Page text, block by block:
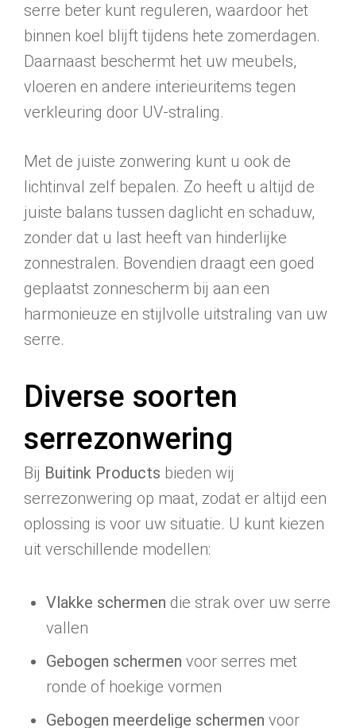
serre beter kunt reguleren, waardoor het
binnen koel blijft tijdens hete zomerdagen.
Daarnaast beschermt het uw meubels,
vloeren en andere interieuritems tegen
verkleuring door UV-straling.
Met de juiste zonwering kunt u ook de
lichtinval zelf bepalen. Zo heeft u altijd de
juiste balans tussen daglicht en schaduw,
zonder dat u last heeft van hinderlijke
zonnestralen. Bovendien draagt een goed
geplaatst zonnescherm bij aan een
harmonieuze en stijlvolle uitstraling van uw
serre.
Diverse soorten
serrezonwering
Bij Buitink Products bieden wij
serrezonwering op maat, zodat er altijd een
oplossing is voor uw situatie. U kunt kiezen
uit verschillende modellen:
Vlakke schermen die strak over uw serre
vallen
Gebogen schermen voor serres met
ronde of hoekige vormen
Gebogen meerdelige schermen voor